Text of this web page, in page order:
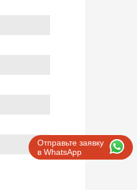
Отправьте заявку
в WhatsApp